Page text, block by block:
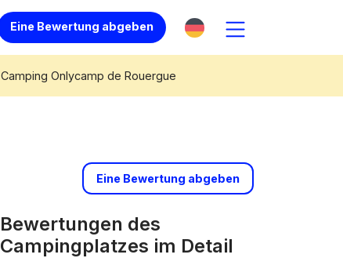
Eine Bewertung abgeben
Camping Onlycamp de Rouergue
Eine Bewertung abgeben
Bewertungen des
Campingplatzes im Detail